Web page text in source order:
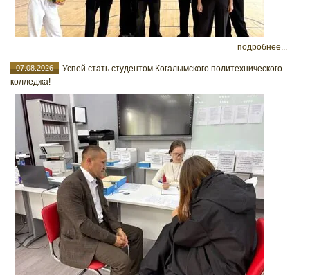
подробнее...
07.08.2026
Успей стать студентом Когалымского политехнического
колледжа!